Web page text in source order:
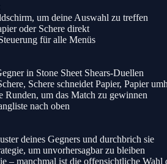
um deine Auswahl zu treffen
oder Schere direkt
für alle Menüs
in Stone Sheet Shears-Duellen
Schere schneidet Papier, Papier
Runden, um das Match zu gewinnen
nach oben
deines Gegners und durchbrich sie
um unvorhersagbar zu bleiben
– manchmal ist die offensichtliche Wahl